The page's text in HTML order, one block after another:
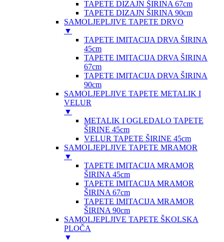
TAPETE DIZAJN ŠIRINA 67cm
TAPETE DIZAJN ŠIRINA 90cm
SAMOLJEPLJIVE TAPETE DRVO
▼
TAPETE IMITACIJA DRVA ŠIRINA
45cm
TAPETE IMITACIJA DRVA ŠIRINA
67cm
TAPETE IMITACIJA DRVA ŠIRINA
90cm
SAMOLJEPLJIVE TAPETE METALIK I
VELUR
▼
METALIK I OGLEDALO TAPETE
ŠIRINE 45cm
VELUR TAPETE ŠIRINE 45cm
SAMOLJEPLJIVE TAPETE MRAMOR
▼
TAPETE IMITACIJA MRAMOR
ŠIRINA 45cm
TAPETE IMITACIJA MRAMOR
ŠIRINA 67cm
TAPETE IMITACIJA MRAMOR
ŠIRINA 90cm
SAMOLJEPLJIVE TAPETE ŠKOLSKA
PLOČA
▼